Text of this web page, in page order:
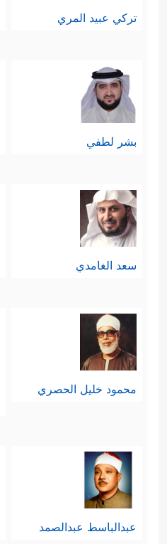
تركي عبيد المري
بشر لطفي
سعد الغامدي
محمود خليل الحصري
عبدالباسط عبدالصمد